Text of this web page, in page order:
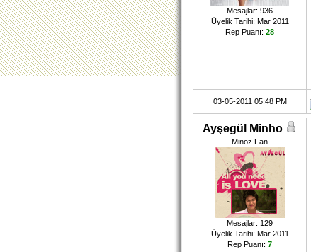
Mesajlar: 936
Üyelik Tarihi: Mar 2011
Rep Puanı: 28
03-05-2011 05:48 PM
Ayşegül Minho
Minoz Fan
Mesajlar: 129
Üyelik Tarihi: Mar 2011
Rep Puanı: 7